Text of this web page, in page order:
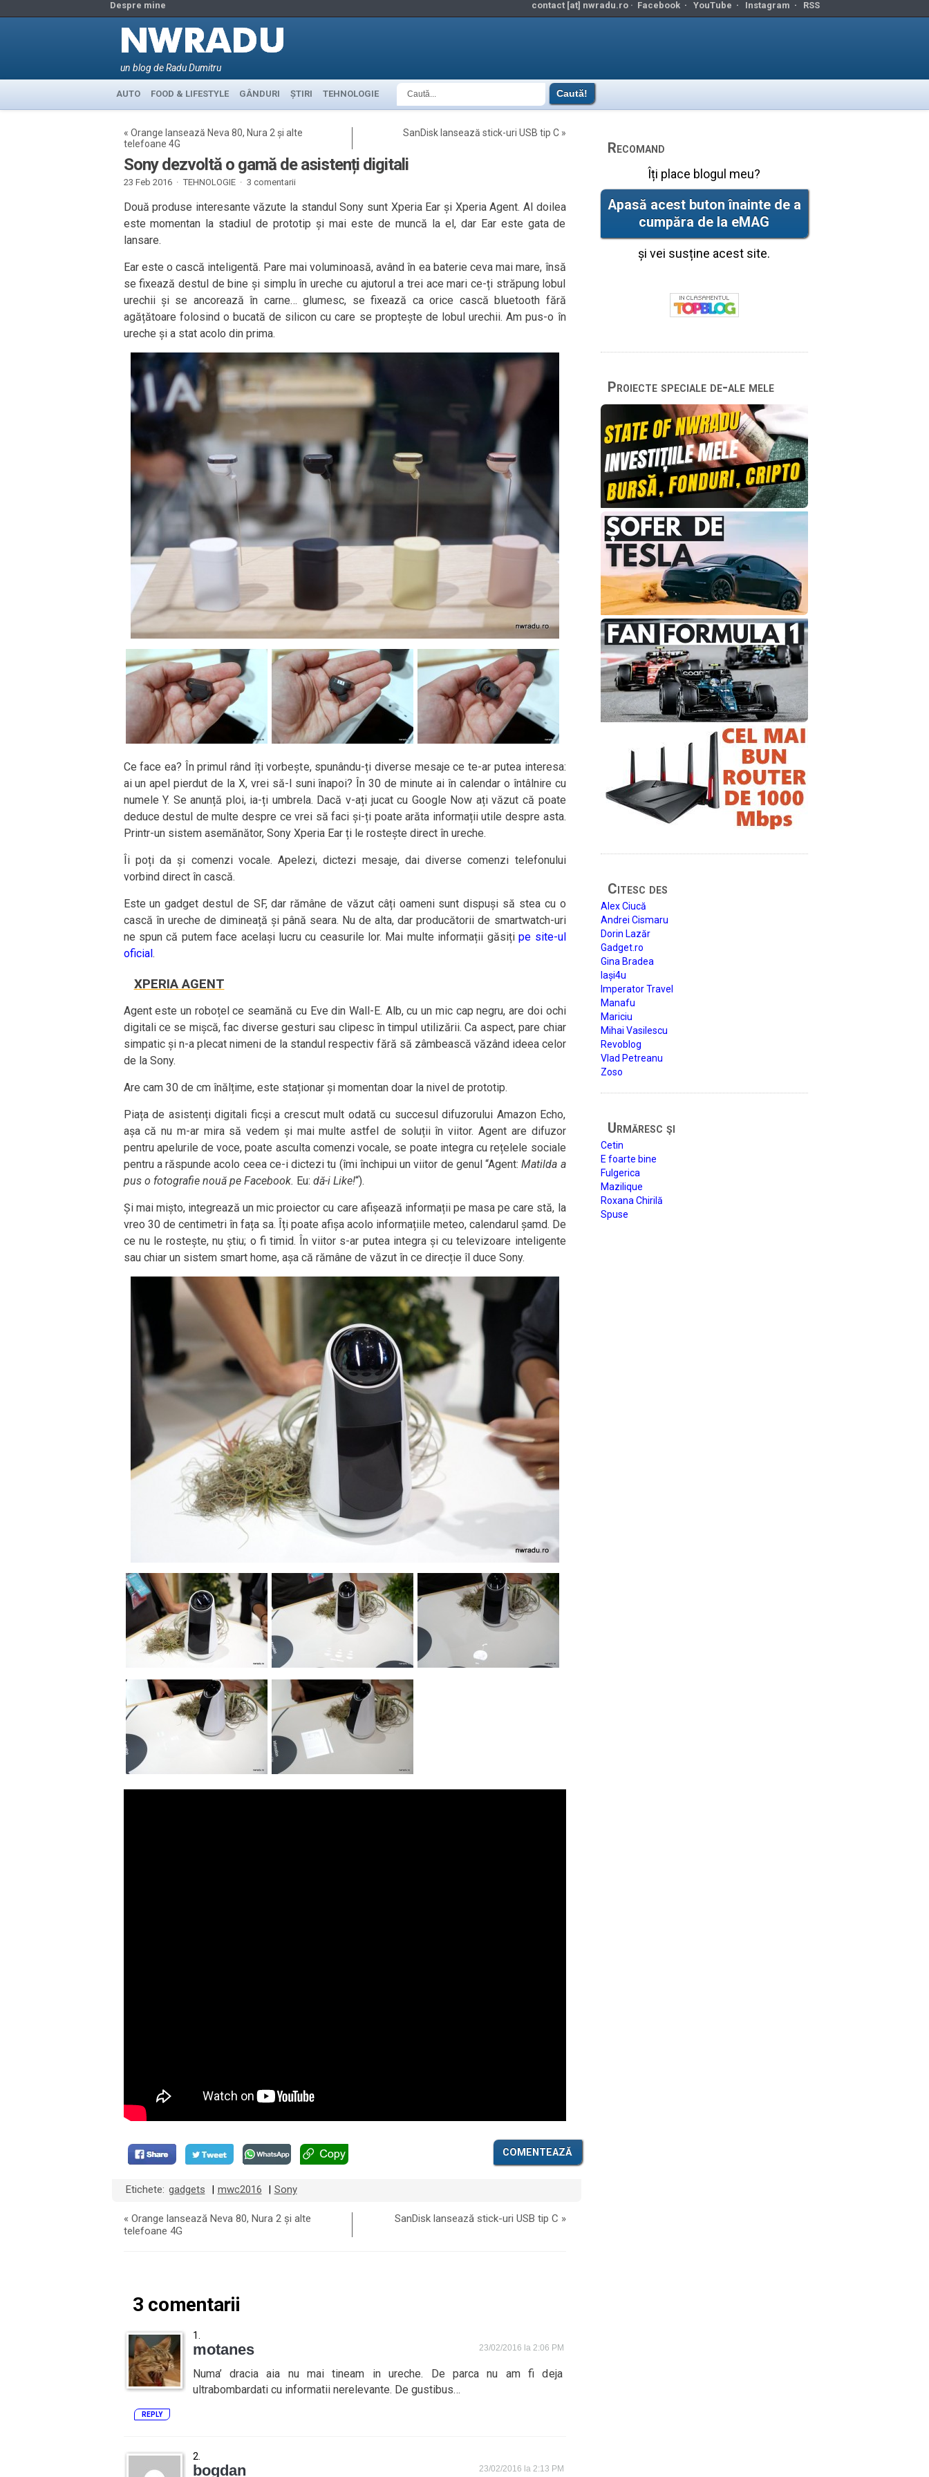
Despre mine contact [at] nwradu.ro · Facebook· YouTube · Instagram · RSS
un blog de Radu Dumitru
AUTO FOOD & LIFESTYLE GÂNDURI ȘTIRI TEHNOLOGIE
« Orange lansează Neva 80, Nura 2 și alte
telefoane 4G
SanDisk lansează stick-uri USB tip C»
Sony dezvoltă o gamă de asistenți digitali
23 Feb 2016 · TEHNOLOGIE· 3 comentarii
Două produse interesante văzute la standul Sony sunt Xperia Ear și Xperia Agent. Al doilea
este momentan la stadiul de prototip și mai este de muncă la el, dar Ear este gata de
lansare.
Ear este o cască inteligentă. Pare mai voluminoasă, având în ea baterie ceva mai mare, însă
se fixează destul de bine și simplu în ureche cu ajutorul a trei ace mari ce-ți străpung lobul
urechii și se ancorează în carne… glumesc, se fixează ca orice cască bluetooth fără
agățătoare folosind o bucată de silicon cu care se proptește de lobul urechii. Am pus-o în
ureche și a stat acolo din prima.
Ce face ea? În primul rând îți vorbește, spunându-ți diverse mesaje ce te-ar putea interesa:
ai un apel pierdut de la X, vrei să-l suni înapoi? În 30 de minute ai în calendar o întâlnire cu
numele Y. Se anunță ploi, ia-ți umbrela. Dacă v-ați jucat cu Google Now ați văzut că poate
deduce destul de multe despre ce vrei să faci și-ți poate arăta informații utile despre asta.
Printr-un sistem asemănător, Sony Xperia Ear ți le rostește direct în ureche.
Îi poți da și comenzi vocale. Apelezi, dictezi mesaje, dai diverse comenzi telefonului
vorbind direct în cască.
Este un gadget destul de SF, dar rămâne de văzut câți oameni sunt dispuși să stea cu o
cască în ureche de dimineață și până seara. Nu de alta, dar producătorii de smartwatch-uri
ne spun că putem face același lucru cu ceasurile lor. Mai multe informații găsițipe site-ul
oficial.
XPERIA AGENT
Agent este un roboțel ce seamănă cu Eve din Wall-E. Alb, cu un mic cap negru, are doi ochi
digitali ce se mișcă, fac diverse gesturi sau clipesc în timpul utilizării. Ca aspect, pare chiar
simpatic și n-a plecat nimeni de la standul respectiv fără să zâmbească văzând ideea celor
de la Sony.
Are cam 30 de cm înălțime, este staționar și momentan doar la nivel de prototip.
Piața de asistenți digitali ficși a crescut mult odată cu succesul difuzorului Amazon Echo,
așa că nu m-ar mira să vedem și mai multe astfel de soluții în viitor. Agent are difuzor
pentru apelurile de voce, poate asculta comenzi vocale, se poate integra cu rețelele sociale
pentru a răspunde acolo ceea ce-i dictezi tu (îmi închipui un viitor de genul “Agent:Matilda a
pus o fotografie nouă pe Facebook. Eu: dă-i Like!“).
Și mai mișto, integrează un mic proiector cu care afișează informații pe masa pe care stă, la
vreo 30 de centimetri în fața sa. Îți poate afișa acolo informațiile meteo, calendarul șamd. De
ce nu le rostește, nu știu; o fi timid. În viitor s-ar putea integra și cu televizoare inteligente
sau chiar un sistem smart home, așa că rămâne de văzut în ce direcție îl duce Sony.
COMENTEAZĂ
Etichete: gadgets mwc2016 Sony
« Orange lansează Neva 80, Nura 2 și alte
telefoane 4G
SanDisk lansează stick-uri USB tip C »
3 comentarii
motanes 23/02/2016 la 2:06 PM
Numa’ dracia aia nu mai tineam in ureche. De parca nu am fi deja
ultrabombardati cu informatii nerelevante. De gustibus…
REPLY
bogdan 23/02/2016 la 2:13 PM
Recomand
Îți place blogul meu?
Apasă acest buton înainte de a
cumpăra de la eMAG
și vei susține acest site.
Proiecte speciale de-ale mele
Citesc des
Alex Ciucă
Andrei Cismaru
Dorin Lazăr
Gadget.ro
Gina Bradea
Iași4u
Imperator Travel
Manafu
Mariciu
Mihai Vasilescu
Revoblog
Vlad Petreanu
Zoso
Urmăresc şi
Cetin
E foarte bine
Fulgerica
Mazilique
Roxana Chirilă
Spuse